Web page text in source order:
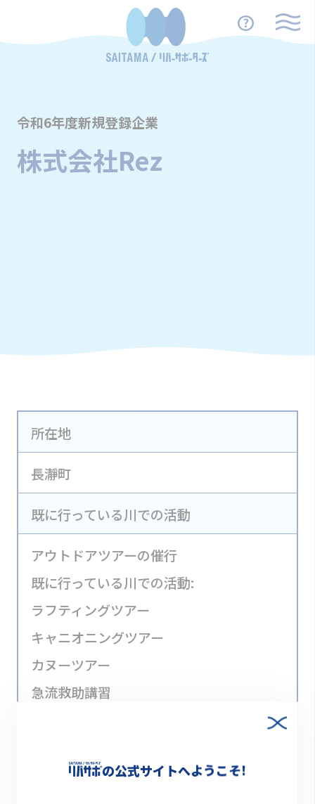
令和6年度新規登録企業
株式会社Rez
所在地
長瀞町
既に行っている川での活動
アウトドアツアーの催行
既に行っている川での活動:
ラフティングツアー
キャニオニングツアー
カヌーツアー
急流救助講習
マッチング提案の公式サイトへようこそ!